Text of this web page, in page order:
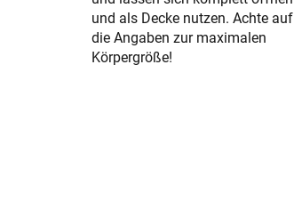
und als Decke nutzen. Achte auf
die Angaben zur maximalen
Körpergröße!